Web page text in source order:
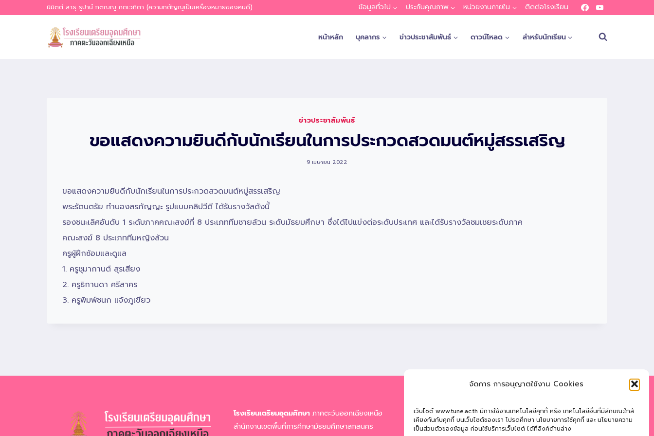
จัดการ การอนุญาตใช้งาน Cookies
เว็บไซต์ www.tune.ac.th มีการใช้งานเทคโนโลยีคุกกี้ หรือ เทคโนโลยีอื่นที่มีลักษณะใกล้
เคียงกันกับคุกกี้ บนเว็บไซต์ของเรา โปรดศึกษา นโยบายการใช้คุกกี้ และ นโยบายความ
เป็นส่วนตัวของข้อมูล ก่อนใช้บริการเว็บไซต์ ได้ที่ลิงค์ด้านล่าง
นิมิตฺตํ สาธุ รูปานํ กตญฺญู กตเวทิตา (ความกตัญญูเป็นเครื่องหมายของคนดี) ข้อมูลทั่วไป ประกันคุณภาพ หน่วยงานภายใน ติดต่อโรงเรียน
หน้าหลัก บุคลากร ข่าวประชาสัมพันธ์ ดาวน์โหลด สำหรับนักเรียน
ข่าวประชาสัมพันธ์
ขอแสดงความยินดีกับนักเรียนในการประกวดสวดมนต์หมู่สรรเสริญ
9 เมษายน 2022
ขอแสดงความยินดีกับนักเรียนในการประกวดสวดมนต์หมู่สรรเสริญ
พระรัตนตรัย ทำนองสรภัญญะ รูปแบบคลิปวีดี ได้รับรางวัลดังนี้
รองชนะเลิศอันดับ 1 ระดับภาคคณะสงฆ์ที่ 8 ประเภททีมชายล้วน ระดับมัธยมศึกษา ซึ่งได้ไปแข่งต่อระดับประเทศ และได้รับรางวัลชมเชยระดับภาค
คณะสงฆ์ 8 ประเภททีมหญิงล้วน
ครูผู้ฝึกซ้อมและดูแล
1. ครูชุมากานต์ สุรเสียง
2. ครูธิกานดา ศรีสาคร
3. ครูพิมพ์ชนก แจ้งภูเขียว
โรงเรียนเตรียมอุดมศึกษา ภาคตะวันออกเฉียงเหนือ
สำนักงานเขตพื้นที่การศึกษามัธยมศึกษาสกลนคร
ที่อยู่ : 121 หมู่ที่ 12 ถ.นิตโย ต.สว่างแดนดิน อ.สว่างแดนดิน
จ.สกลนคร 47110
โทรศัพท์: 042-721181